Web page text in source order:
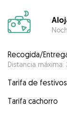
Recogida/
Distancia máxima:
Tarifa de festivos
Tarifa cachorro